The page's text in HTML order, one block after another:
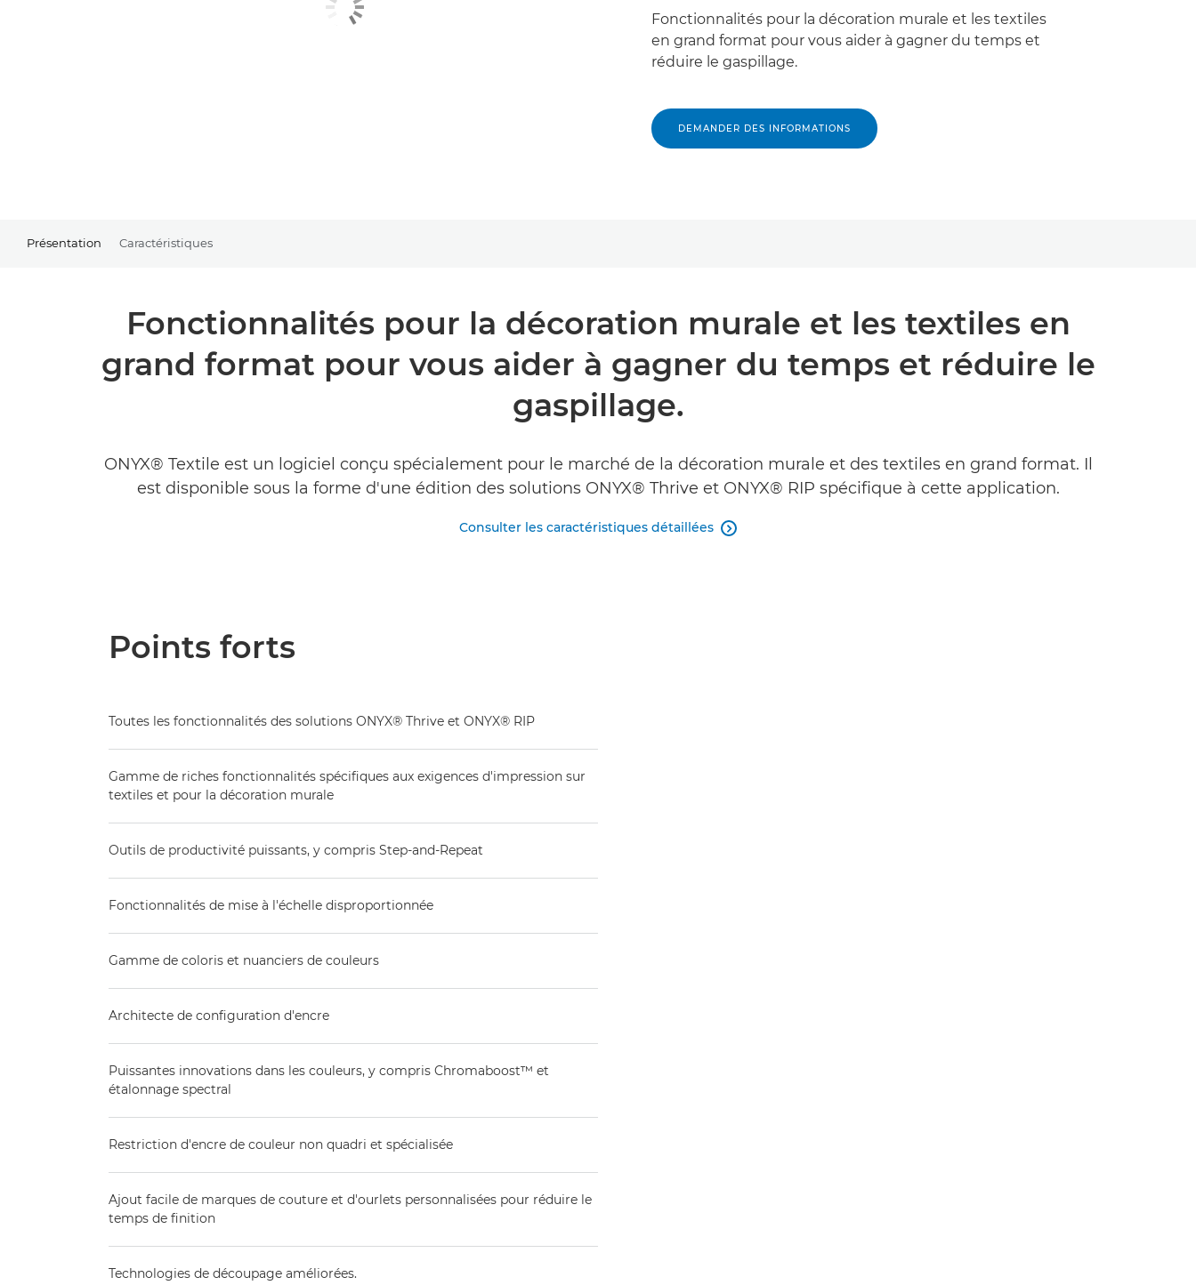
Fonctionnalités pour la décoration murale et les textiles
en grand format pour vous aider à gagner du temps et
réduire le gaspillage.
DEMANDER DES INFORMATIONS
Présentation Caractéristiques
Fonctionnalités pour la décoration murale et les textiles en
grand format pour vous aider à gagner du temps et réduire le
gaspillage.
ONYX® Textile est un logiciel conçu spécialement pour le marché de la décoration murale et des textiles en grand format. Il
est disponible sous la forme d'une édition des solutions ONYX® Thrive et ONYX® RIP spécifique à cette application.
Consulter les caractéristiques détaillées 
Points forts
Toutes les fonctionnalités des solutions ONYX® Thrive et ONYX® RIP
Gamme de riches fonctionnalités spécifiques aux exigences d'impression sur
textiles et pour la décoration murale
Outils de productivité puissants, y compris Step-and-Repeat
Fonctionnalités de mise à l'échelle disproportionnée
Gamme de coloris et nuanciers de couleurs
Architecte de configuration d'encre
Puissantes innovations dans les couleurs, y compris Chromaboost™ et
étalonnage spectral
Restriction d'encre de couleur non quadri et spécialisée
Ajout facile de marques de couture et d'ourlets personnalisées pour réduire le
temps de finition
Technologies de découpage améliorées.